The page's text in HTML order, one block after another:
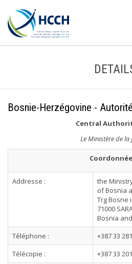
Bosnie-Herzégovine -
Central
Le Ministère de la
Addresse :
the
of Bosnia
Trg Bosne
71000
Bosnia
Téléphone :
+387 33
Télécopie :
+387 33